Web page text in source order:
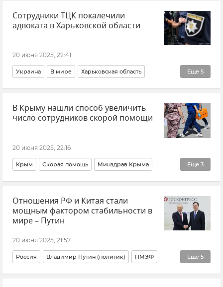
Владимир Путин (политик) Антитеррор Украина
Сотрудники ТЦК покалечили
адвоката в Харьковской области
20 июня 2025, 22:41
Еще 5
Украина В мире Харьковская область
Мобилизация на Украине
ТЦК на Украине (территориальный центр комплектования)
В Крыму нашли способ увеличить
число сотрудников скорой помощи
20 июня 2025, 22:16
Еще 3
Крым Скорая помощь Минздрав Крыма
Общество
Здравоохранение в Крыму и Севастополе
Новости Крыма
Отношения РФ и Китая стали
мощным фактором стабильности в
мире – Путин
20 июня 2025, 21:57
Еще 5
Россия Владимир Путин (политик) ПМЭФ
Китай Экономика Политика